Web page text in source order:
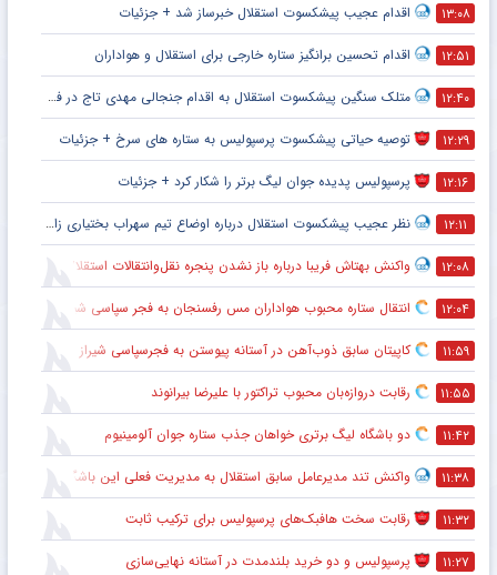
۱۳:۰۸ اقدام عجیب پیشکسوت استقلال خبرساز شد + جزئیات
۱۲:۵۱ اقدام تحسین برانگیز ستاره خارجی برای استقلال و هواداران
۱۲:۴۰ متلک سنگین پیشکسوت استقلال به اقدام جنجالی مهدی تاج در فدراسیون فوتبال
۱۲:۲۹ توصیه حیاتی پیشکسوت پرسپولیس به ستاره های سرخ + جزئیات
۱۲:۱۶ پرسپولیس پدیده جوان لیگ برتر را شکار کرد + جزئیات
۱۲:۱۱ نظر عجیب پیشکسوت استقلال درباره اوضاع تیم سهراب بختیاری زاده + جزئیات
۱۲:۰۸ واکنش بهتاش فریبا درباره باز نشدن پنجره نقل‌وانتقالات استقلال
۱۲:۰۴ انتقال ستاره محبوب هواداران مس رفسنجان به فجر سپاسی شیراز
۱۱:۵۹ کاپیتان سابق ذوب‌آهن در آستانه پیوستن به فجرسپاسی شیراز
۱۱:۵۵ رقابت دروازه‌بان محبوب تراکتور با علیرضا بیرانوند
۱۱:۴۲ دو باشگاه لیگ برتری خواهان جذب ستاره جوان آلومینیوم
۱۱:۳۸ واکنش تند مدیرعامل سابق استقلال به مدیریت فعلی این باشگاه
۱۱:۳۲ رقابت سخت هافبک‌های پرسپولیس برای ترکیب ثابت
۱۱:۲۷ پرسپولیس و دو خرید بلندمدت در آستانه نهایی‌سازی